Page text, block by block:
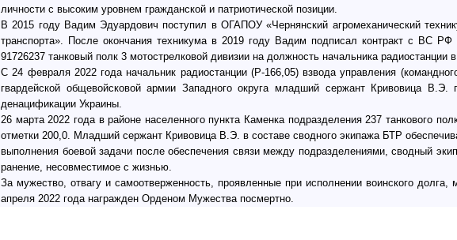
личности с высоким уровнем гражданской и патриотической позиции.
В 2015 году Вадим Эдуардович поступил в ОГАПОУ «Чернянский агромеханический
транспорта». После окончания техникума в 2019 году Вадим подписал контракт с ВС
91726237 танковый полк 3 мотострелковой дивизии на должность начальника радиостанции
С 24 февраля 2022 года начальник радиостанции (Р-166,05) взвода управления
гвардейской общевойсковой армии Западного округа младший сержант Кривовица
денацификации Украины.
26 марта 2022 года в районе населенного пункта Каменка подразделения 237 танкового
отметки 200,0. Младший сержант Кривовица В.Э. в составе сводного экипажа БТР
выполнения боевой задачи после обеспечения связи между подразделениями, сводный
ранение, несовместимое с жизнью.
За мужество, отвагу и самоотверженность, проявленные при исполнении воинского
апреля 2022 года награжден Орденом Мужества посмертно.